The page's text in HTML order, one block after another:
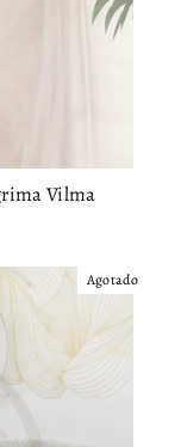
Vilma
Agotado